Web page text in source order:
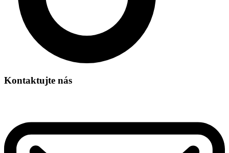
Kontaktujte nás